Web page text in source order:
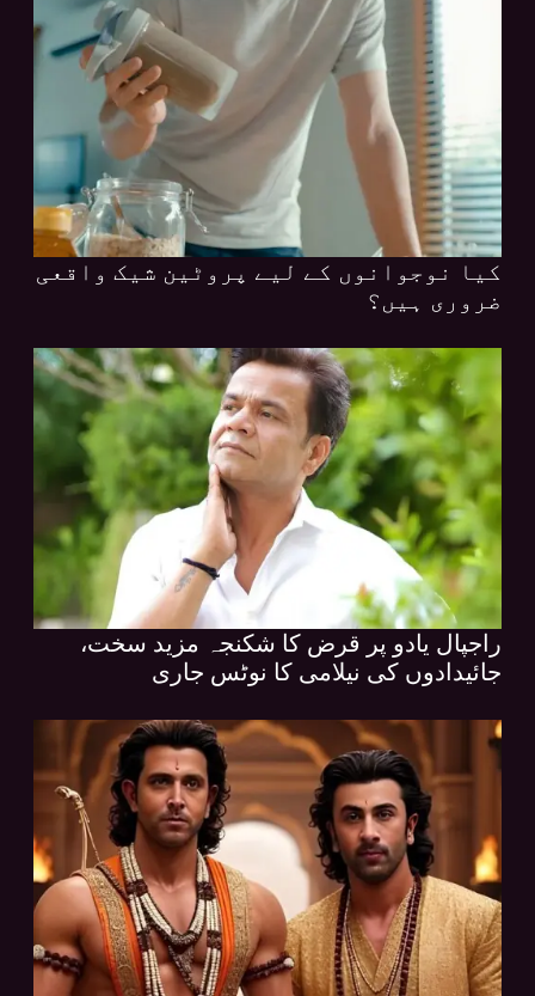
کیا نوجوانوں کے لیے پروٹین شیک واقعی
ضروری ہیں؟
راجپال یادو پر قرض کا شکنجہ مزید سخت،
جائیدادوں کی نیلامی کا نوٹس جاری